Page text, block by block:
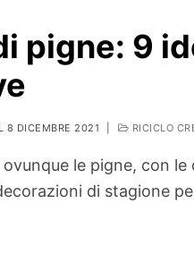
pigne: 9
8 DICEMBRE 2021 RICICLO
le pigne, con le
di stagione